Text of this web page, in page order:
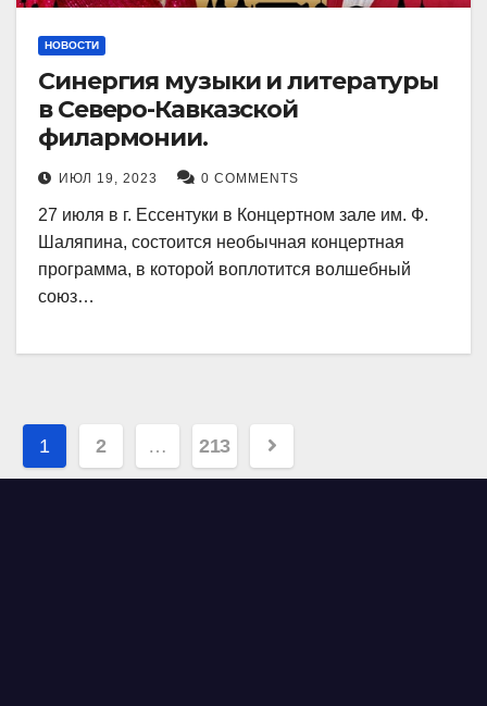
НОВОСТИ
Синергия музыки и литературы
в Северо-Кавказской
филармонии.
ИЮЛ 19, 2023 0 COMMENTS
27 июля в г. Ессентуки в Концертном зале им. Ф.
Шаляпина, состоится необычная концертная
программа, в которой воплотится волшебный
союз…
Навигация
по
1 2 … 213